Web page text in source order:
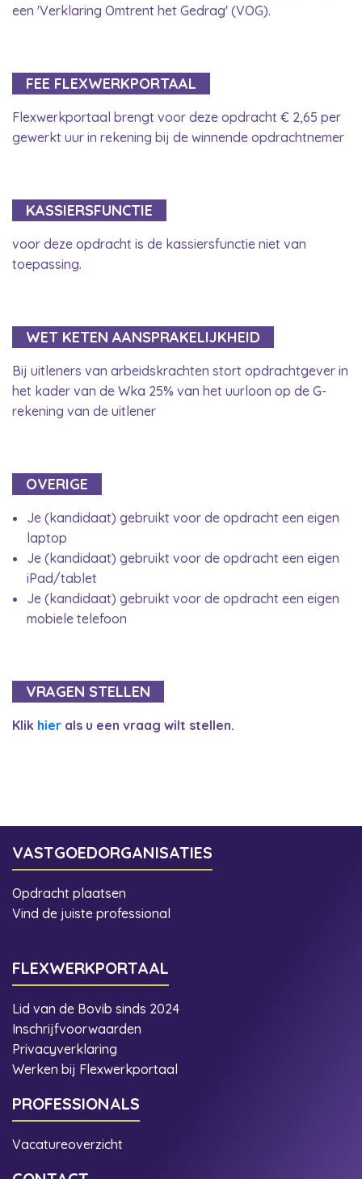
een 'Verklaring Omtrent het Gedrag' (VOG).
FEE FLEXWERKPORTAAL
Flexwerkportaal brengt voor deze opdracht € 2,65 per
gewerkt uur in rekening bij de winnende opdrachtnemer
KASSIERSFUNCTIE
voor deze opdracht is de kassiersfunctie niet van
toepassing.
WET KETEN AANSPRAKELIJKHEID
Bij uitleners van arbeidskrachten stort opdrachtgever in
het kader van de Wka 25% van het uurloon op de G-
rekening van de uitlener
OVERIGE
Je (kandidaat) gebruikt voor de opdracht een eigen
laptop
Je (kandidaat) gebruikt voor de opdracht een eigen
iPad/tablet
Je (kandidaat) gebruikt voor de opdracht een eigen
mobiele telefoon
VRAGEN STELLEN
Klik hier als u een vraag wilt stellen.
VASTGOEDORGANISATIES
Opdracht plaatsen
Vind de juiste professional
FLEXWERKPORTAAL
Lid van de Bovib sinds 2024
Inschrijfvoorwaarden
Privacyverklaring
Werken bij Flexwerkportaal
PROFESSIONALS
Vacatureoverzicht